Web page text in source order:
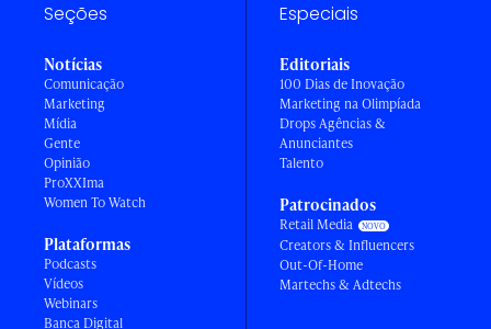
Seções
Notícias
Comunicação
Marketing
Mídia
Gente
Opinião
ProXXIma
Women To Watch
Plataformas
Podcasts
Vídeos
Webinars
Banca Digital
Especiais
Editoriais
100 Dias de Inovação
Marketing na Olimpíada
Drops Agências &
Anunciantes
Talento
Patrocinados
Retail Media
Creators & Influencers
Out-Of-Home
Martechs & Adtechs